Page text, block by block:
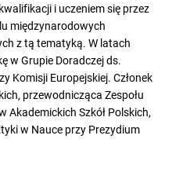
i uczeniem się przez
międzynarodowych
z tą tematyką. W latach
w Grupie Doradczej ds.
Komisji Europejskiej. Członek
przewodnicząca Zespołu
Akademickich Szkół Polskich,
w Nauce przy Prezydium